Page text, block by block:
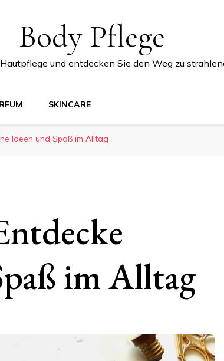
Body Pflege
und entdecken Sie den Weg zu
SKINCARE
Ideen und Spaß im Alltag
im Alltag